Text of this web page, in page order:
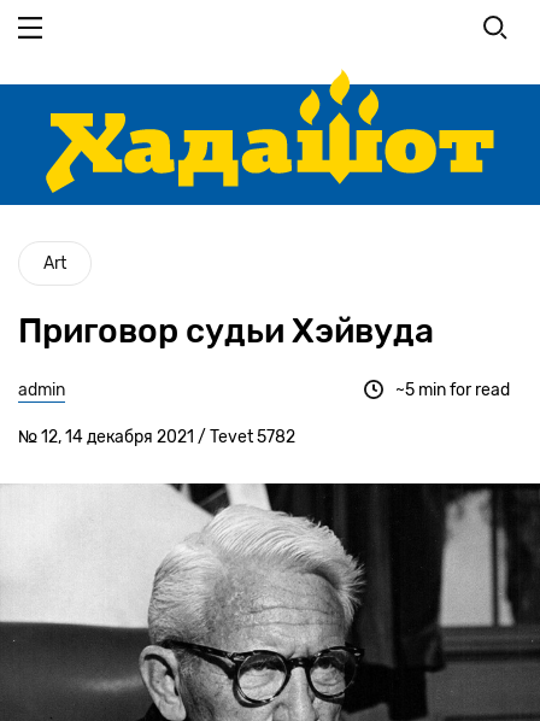
основному
Art
Приговор судьи Хэйвуда
admin
№ 12, 14 декабря 2021 / Tevet 5782
~5 min for read